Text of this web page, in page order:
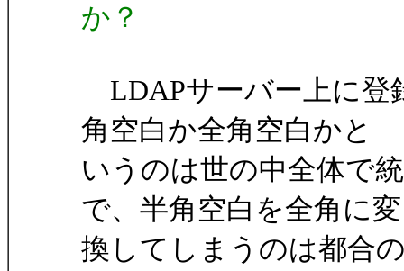
か？
LDAPサーバー上に登
角空白か全角空白かと
いうのは世の中全体で
で、半角空白を全角に変
換してしまうのは都合